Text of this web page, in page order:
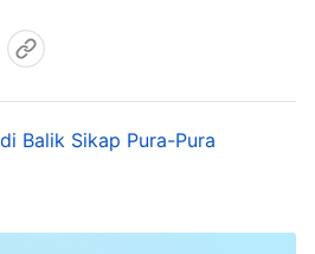
tidak terlalu bagus!' Lagi
hanya akan menunjukkan
mereka sebelumnya
Balik Sikap Pura-Pura